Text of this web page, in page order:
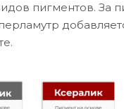
пигментов. За